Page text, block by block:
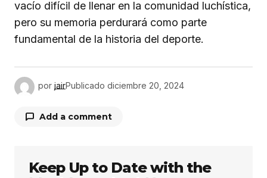
vacío difícil de llenar en la comunidad luchística,
pero su memoria perdurará como parte
fundamental de la historia del deporte.
por jairPublicado diciembre 20, 2024
Add a comment
Tu dirección de correo electrónico no será
Keep Up to Date with the